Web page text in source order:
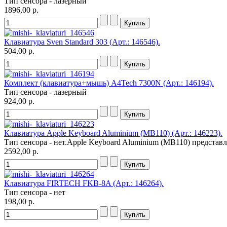
Supercomp
Sven
Texet
Toshiba
Trust
Tt esports(4)
Verbatim(1)
Viewsonic
Vt computers
Wexler
Wibtek
Zotac
Ай ти лайн
1896,00 р.
Клавиатура Sven Standard 303 (Арт.: 146546).
504,00 р.
Комплект (клавиатура+мышь) A4Tech 7300N (Арт.: 146194).
Тип сенсора - лазерный
924,00 р.
Клавиатура Apple Keyboard Aluminium (MB110) (Арт.: 146223).
Тип сенсора - нет.Apple Keyboard Aluminium (MB110)
2592,00 р.
Клавиатура FIRTECH FKB-8A (Арт.: 146264).
Тип сенсора - нет
198,00 р.